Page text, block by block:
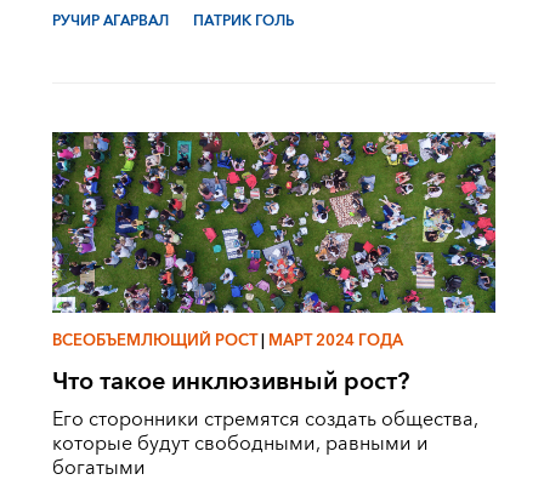
РУЧИР АГАРВАЛ ПАТРИК ГОЛЬ
ВСЕОБЪЕМЛЮЩИЙ РОСТ|МАРТ 2024 ГОДА
Что такое инклюзивный рост?
Его сторонники стремятся создать общества,
которые будут свободными, равными и
богатыми